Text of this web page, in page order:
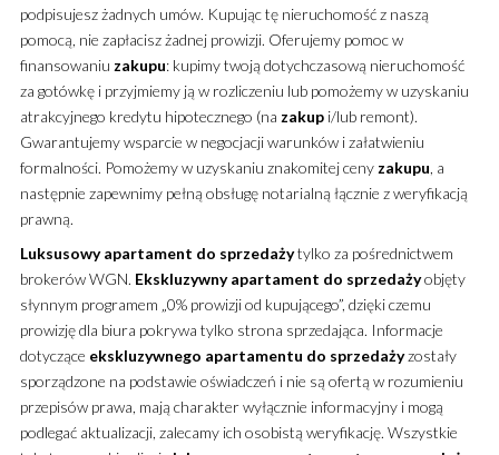
podpisujesz żadnych umów. Kupując tę nieruchomość z naszą
pomocą, nie zapłacisz żadnej prowizji. Oferujemy pomoc w
finansowaniu zakupu: kupimy twoją dotychczasową nieruchomość
za gotówkę i przyjmiemy ją w rozliczeniu lub pomożemy w uzyskaniu
atrakcyjnego kredytu hipotecznego (na zakupi/lub remont).
Gwarantujemy wsparcie w negocjacji warunków i załatwieniu
formalności. Pomożemy w uzyskaniu znakomitej ceny zakupu, a
następnie zapewnimy pełną obsługę notarialną łącznie z weryfikacją
prawną.
Luksusowy apartament do sprzedażytylko za pośrednictwem
brokerów WGN. Ekskluzywny apartament do sprzedażyobjęty
słynnym programem „0% prowizji od kupującego”, dzięki czemu
prowizję dla biura pokrywa tylko strona sprzedająca. Informacje
dotyczące ekskluzywnego apartamentu do sprzedażyzostały
sporządzone na podstawie oświadczeń i nie są ofertą w rozumieniu
przepisów prawa, mają charakter wyłącznie informacyjny i mogą
podlegać aktualizacji, zalecamy ich osobistą weryfikację. Wszystkie